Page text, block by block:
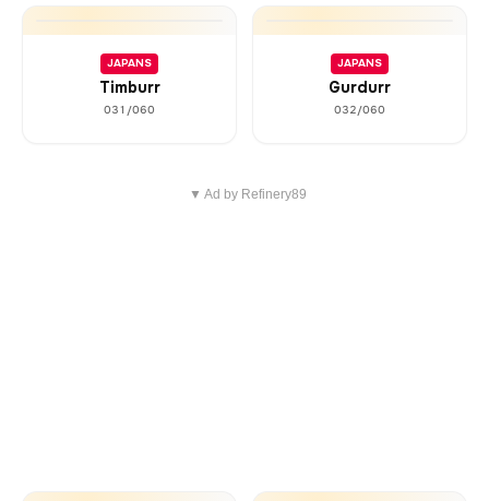
JAPANS
Timburr
031/060
JAPANS
Gurdurr
032/060
▼ Ad by Refinery89